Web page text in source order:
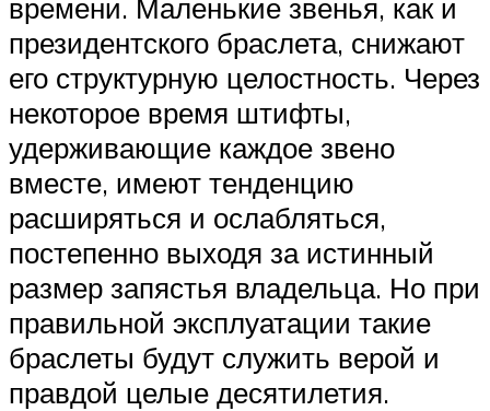
времени. Маленькие звенья, как и
президентского браслета, снижают
его структурную целостность. Через
некоторое время штифты,
удерживающие каждое звено
вместе, имеют тенденцию
расширяться и ослабляться,
постепенно выходя за истинный
размер запястья владельца. Но при
правильной эксплуатации такие
браслеты будут служить верой и
правдой целые десятилетия.